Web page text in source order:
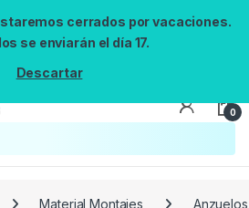
cerrados por vacaciones.
se enviarán el día 17.
Descartar
0